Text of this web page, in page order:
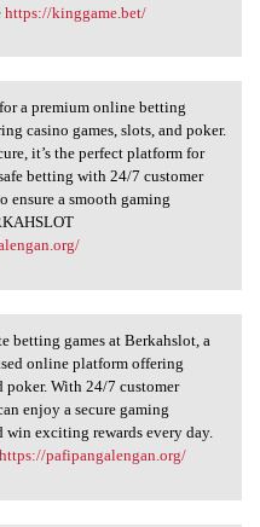
https://kinggame.bet/
for a premium
a premium online betting
casino games, slots, and poker.
it’s the perfect platform for
betting with 24/7 customer
ensure a smooth gaming
betting
betting games at Berkahslot, a
online platform offering
poker. With 24/7 customer
enjoy a secure gaming
win exciting rewards every day.
https://pafipangalengan.org/